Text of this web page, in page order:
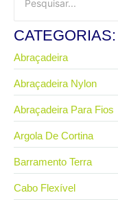
CATEGORIAS:
Abraçadeira
Abraçadeira Nylon
Abraçadeira Para Fios
Argola De Cortina
Barramento Terra
Cabo Flexível